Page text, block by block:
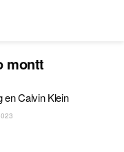
montt
en Calvin Klein